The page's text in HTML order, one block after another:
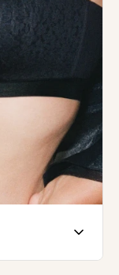
er
såvel som